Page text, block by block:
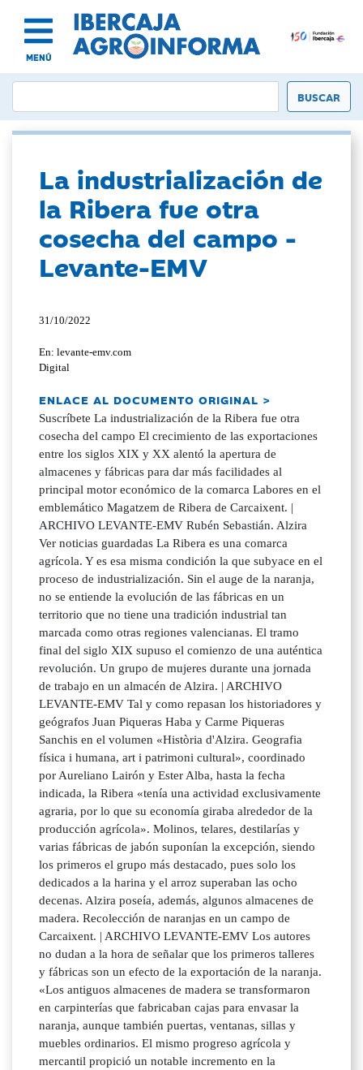
MENÚ
La industrialización de
la Ribera fue otra
cosecha del campo -
Levante-EMV
31/10/2022
En: levante-emv.com
Digital
ENLACE AL DOCUMENTO ORIGINAL >
Suscríbete La industrialización de la Ribera fue otra
cosecha del campo El crecimiento de las exportaciones
entre los siglos XIX y XX alentó la apertura de
almacenes y fábricas para dar más facilidades al
principal motor económico de la comarca Labores en el
emblemático Magatzem de Ribera de Carcaixent. |
ARCHIVO LEVANTE-EMV Rubén Sebastián. Alzira
Ver noticias guardadas La Ribera es una comarca
agrícola. Y es esa misma condición la que subyace en el
proceso de industrialización. Sin el auge de la naranja,
no se entiende la evolución de las fábricas en un
territorio que no tiene una tradición industrial tan
marcada como otras regiones valencianas. El tramo
final del siglo XIX supuso el comienzo de una auténtica
revolución. Un grupo de mujeres durante una jornada
de trabajo en un almacén de Alzira. | ARCHIVO
LEVANTE-EMV Tal y como repasan los historiadores y
geógrafos Juan Piqueras Haba y Carme Piqueras
Sanchis en el volumen «Història d'Alzira. Geografia
física i humana, art i patrimoni cultural», coordinado
por Aureliano Lairón y Ester Alba, hasta la fecha
indicada, la Ribera «tenía una actividad exclusivamente
agraria, por lo que su economía giraba alrededor de la
producción agrícola». Molinos, telares, destilarías y
varias fábricas de jabón suponían la excepción, siendo
los primeros el grupo más destacado, pues solo los
dedicados a la harina y el arroz superaban las ocho
decenas. Alzira poseía, además, algunos almacenes de
madera. Recolección de naranjas en un campo de
Carcaixent. | ARCHIVO LEVANTE-EMV Los autores
no dudan a la hora de señalar que los primeros talleres
y fábricas son un efecto de la exportación de la naranja.
«Los antiguos almacenes de madera se transformaron
en carpinterías que fabricaban cajas para envasar la
naranja, aunque también puertas, ventanas, sillas y
muebles ordinarios. El mismo progreso agrícola y
mercantil propició un notable incremento en la